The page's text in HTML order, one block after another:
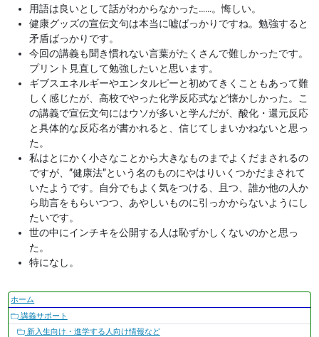
用語は良いとして話がわからなかった……。悔しい。
健康グッズの宣伝文句は本当に嘘ばっかりですね。勉強すると
矛盾ばっかりです。
今回の講義も聞き慣れない言葉がたくさんで難しかったです。
プリント見直して勉強したいと思います。
ギブスエネルギーやエンタルピーと初めてきくこともあって難
しく感じたが、高校でやった化学反応式など懐かしかった。こ
の講義で宣伝文句にはウソが多いと学んだが、酸化・還元反応
と具体的な反応名が書かれると、信じてしまいかねないと思っ
た。
私はとにかく小さなことから大きなものまでよくだまされるの
ですが、”健康法”という名のものにやはりいくつかだまされて
いたようです。自分でもよく気をつける、且つ、誰か他の人か
ら助言をもらいつつ、あやしいものに引っかからないようにし
たいです。
世の中にインチキを公開する人は恥ずかしくないのかと思っ
た。
特になし。
ナ
ビ
ゲ
ホーム
講義サポート
新入生向け・進学する人向け情報など